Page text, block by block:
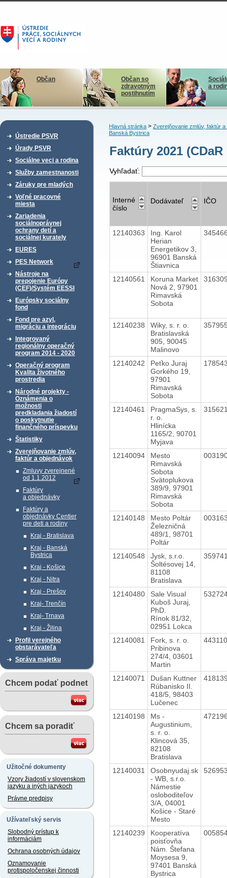
Občan
Občan so
zdravotným
postihnutím
a
Ústredie PSVR
Úrady PSVR
Sociálne veci a rodina
Služby zamestnanosti
Záruky pre mladých
Voľné pracovné
miesta
Zariadenia
sociálnoprávnej
ochrany detí a
sociálnej kurately
EURES
PES Network
Nástroje na
prepojenie Európy
(CEF)/Systém EESSI
Európsky sociálny
fond
Fond pre azyl,
migráciu a integráciu
Integrovaný
regionálny operačný
program 2014 - 2020
Operačný program
Kvalita životného
prostredia
Národné projekty -
Oznámenia o
možnosti
predkladania žiadostí
o poskytnutie
finančného príspevku
Štatistiky
Zverejňovanie zmlúv,
faktúr a objednávok
Zmluvy zverejnené
od 1.1.2012
Faktúry
a objednávky
Faktúry a
objednávky Centier
pre deti a rodiny
Kraj - Bratislava
Kraj - Banská
Bystrica
Kraj - Košice
Kraj - Nitra
Kraj - Prešov
Kraj- Trenčín
Kraj- Trnava
Kraj - Žilina
Profil verejného
obstarávateľa
Správa majetku
Chcem podať podnet
Chcem sa poradiť
Užitočné dokumenty
Vzory žiadostí v slovenskom
jazyku a iných jazykoch
Právne predpisy
Užívateľský servis
Slobodný prístup k
informáciám
Ochrana osobných údajov
Oznamovanie
protispoločenskej činnosti
Hlavná stránka> Zverejňovanie zmlúv, faktúr a
Banská Bystrica
Faktúry 2021
Vyhľadať:
Interné
číslo
Dodávateľ IČO
12140363
Ing. Karol
Herian
Energetikov 3,
96901 Banská
Štiavnica
12140561
Koruna Market
Nová 2, 97901
Rimavská
Sobota
12140238
Wiky, s. r. o.
Bratislavská
905, 90045
Malinovo
12140242
Peťko Juraj
Gorkého 19,
97901
Rimavská
Sobota
12140461
PragmaSys, s.
r. o.
Hlinícka
1165/2, 90701
Myjava
12140094
Mesto
Rimavská
Sobota
Svätoplukova
389/9, 97901
Rimavská
Sobota
12140148
Mesto Poltár
Železničná
489/1, 98701
Poltár
12140548
Jysk, s.r.o.
Šoltésovej 14,
81108
Bratislava
12140480
Sale Visual
Kuboš Juraj,
PhD.
Rínok 81/32,
02951 Lokca
12140081
Fork, s. r. o.
Pribinova
274/4, 03601
Martin
12140071
Dušan Kuttner
Rúbanisko II.
418/5, 98403
Lučenec
12140198
Ms -
Augustinium,
s. r. o.
Klincová 35,
82108
Bratislava
12140031
Osobnyudaj.sk
- WB, s.r.o.
Námestie
osloboditeľov
3/A, 04001
Košice - Staré
Mesto
12140239
Kooperatíva
poisťovňa
Nám. Štefana
Moysesa 9,
97401 Banská
Bystrica